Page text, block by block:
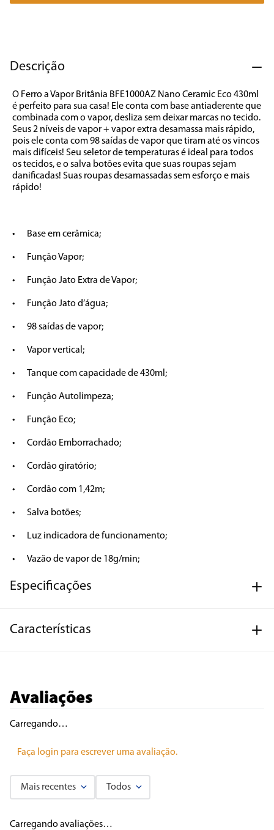
Descrição
O Ferro a Vapor Britânia BFE1000AZ Nano Ceramic Eco 430ml
é perfeito para sua casa! Ele conta com base antiaderente que
combinada com o vapor, desliza sem deixar marcas no tecido.
Seus 2 níveis de vapor + vapor extra desamassa mais rápido,
pois ele conta com 98 saídas de vapor que tiram até os vincos
mais difíceis! Seu seletor de temperaturas é ideal para todos
os tecidos, e o salva botões evita que suas roupas sejam
danificadas! Suas roupas desamassadas sem esforço e mais
rápido!
•	Base em cerâmica;
•	Função Vapor;
•	Função Jato Extra de Vapor;
•	Função Jato d’água;
•	98 saídas de vapor;
•	Vapor vertical;
•	Tanque com capacidade de 430ml;
•	Função Autolimpeza;
•	Função Eco;
•	Cordão Emborrachado;
•	Cordão giratório;
•	Cordão com 1,42m;
•	Salva botões;
•	Luz indicadora de funcionamento;
•	Vazão de vapor de 18g/min;
Especificações
Características
Avaliações
Carregando…
Faça login para escrever uma avaliação.
Mais recentes Todos
Carregando avaliações…
7º cafeteira
ventilador